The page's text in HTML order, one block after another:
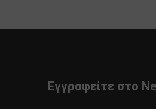
Εγγραφείτε στο